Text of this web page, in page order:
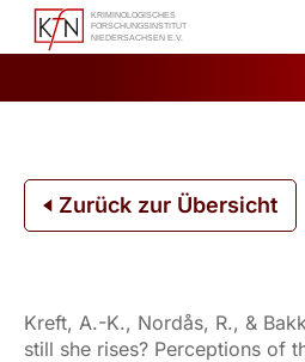
Zum
Inhalt
Zurück zur Übersicht
Kreft, A.-K., Nordås, R., &
still she rises? Perceptions of